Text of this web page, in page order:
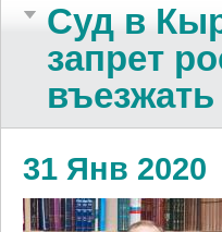
Суд в
запрет
31 Янв 2020